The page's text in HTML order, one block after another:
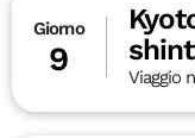
Giorno
9 Viaggio